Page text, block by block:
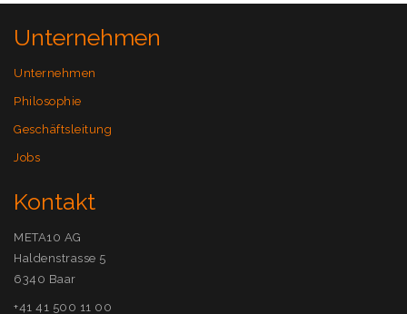
Unternehmen
Unternehmen
Philosophie
Geschäftsleitung
Jobs
Kontakt
META10 AG
Haldenstrasse 5
6340 Baar
+41 41 500 11 00